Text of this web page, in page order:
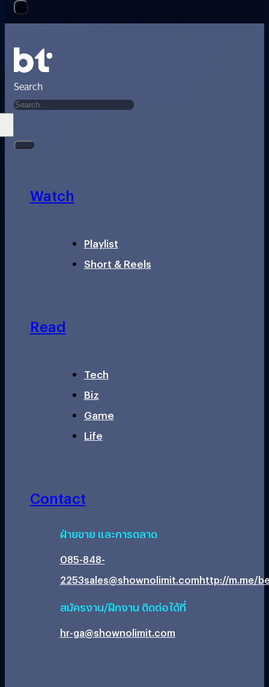
Search
Watch
Playlist
Short & Reels
Read
Tech
Biz
Game
Life
Contact
ฝ่ายขาย และการตลาด
085-848-
2253sales@shownolimit.comhttp://m.me/
สมัครงาน/ฝึกงาน ติดต่อได้ที่
hr-ga@shownolimit.com